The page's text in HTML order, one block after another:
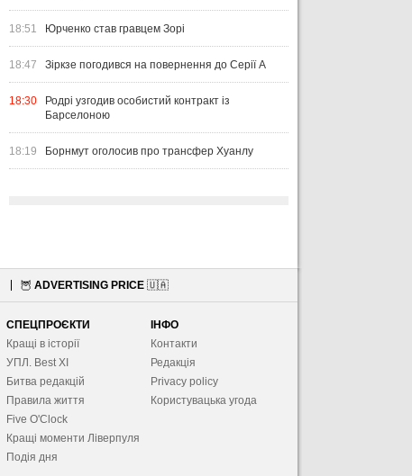
18:51 Юрченко став гравцем Зорі
18:47 Зіркзе погодився на повернення до Серії А
18:30
Родрі узгодив особистий контракт із
Барселоною
18:19 Борнмут оголосив про трансфер Хуанлу
🦉 ADVERTISING PRICE 🇺🇦
СПЕЦПРОЄКТИ
Кращі в історії
УПЛ. Best XІ
Битва редакцій
Правила життя
Five O'Clock
Кращі моменти Ліверпуля
Подія дня
ІНФО
Контакти
Редакція
Privacy policy
Користувацька угода